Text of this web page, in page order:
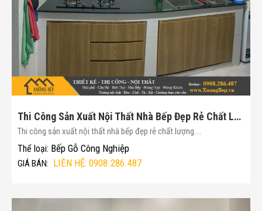
Thi Công Sản Xuất Nội Thất Nhà Bếp Đẹp Rẻ Chất Lượng(Mã :165)
Thi công sản xuất nội thất nhà bếp đẹp rẻ chất lượng....
Thể loại: Bếp Gỗ Công Nghiệp
GIÁ BÁN: LIÊN HỆ: 0908.286.487